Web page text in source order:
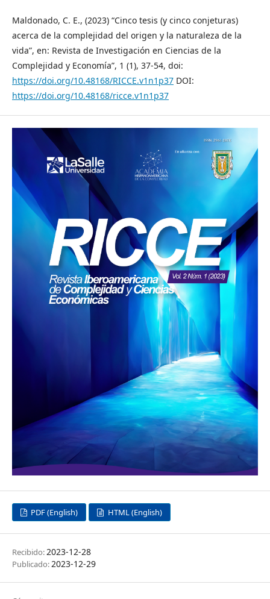
Maldonado, C. E., (2023) “Cinco tesis (y cinco conjeturas)
acerca de la complejidad del origen y la naturaleza de la
vida”, en: Revista de Investigación en Ciencias de la
Complejidad y Economía”, 1 (1), 37-54, doi:
https://doi.org/10.48168/RICCE.v1n1p37 DOI:
https://doi.org/10.48168/ricce.v1n1p37
PDF (English) HTML (English)
Recibido:2023-12-28
Publicado:2023-12-29